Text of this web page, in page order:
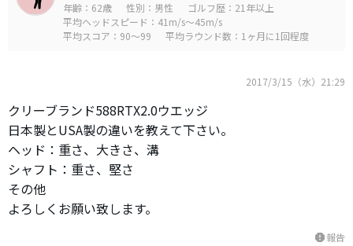
年齢：62歳 性別：男性
ゴルフ歴：21年以上
平均ヘッドスピード：41m/s～45m/s
平均スコア：90～99
平均ラウンド数：1ヶ月に1回程度
2017/3/15（水）21:29
クリーブランド588RTX2.0ウエッジ
日本製とUSA製の違いを教えて下さい。
ヘッド：重さ、大きさ、溝
シャフト：重さ、堅さ
その他
よろしくお願い致します。
report報告